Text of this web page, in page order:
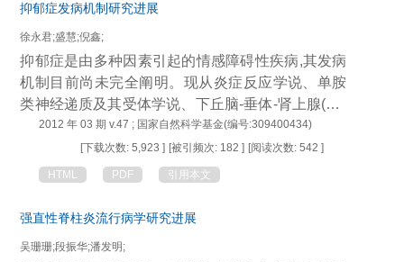
抑郁症发病机制研究进展
徐永君;盛慧;倪鑫;
抑郁症是由多种因素引起的情感障碍性疾病,其发病
机制目前尚未完全阐明。现从炎症反应学说、单胺
类神经递质及其受体学说、下丘脑-垂体-肾上腺(HP
A)轴功能失调学说、神经营养因子学说以及多因素
综合作用共5个方面总结其发病机制。
2012 年 03 期 v.47 ; 国家自然科学基金(编号:309400434)
[下载次数: 5,923 ] [被引频次: 182 ] [阅读次数: 542 ]
HTML PDF 引用本文
强直性脊柱炎流行病学研究进展
吴珊珊;段振华;潘发明;